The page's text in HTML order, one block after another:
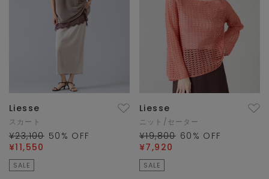
Liesse
スカート
¥23,100 50 % OFF
¥11,550
SALE
Liesse
ニット/セーター
¥19,800 60 % OFF
¥7,920
SALE